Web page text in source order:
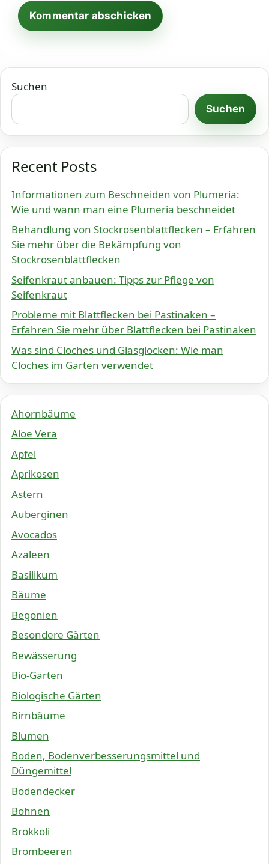
Suchen
Suchen
Recent Posts
Informationen zum Beschneiden von Plumeria:
Wie und wann man eine Plumeria beschneidet
Behandlung von Stockrosenblattflecken – Erfahren
Sie mehr über die Bekämpfung von
Stockrosenblattflecken
Seifenkraut anbauen: Tipps zur Pflege von
Seifenkraut
Probleme mit Blattflecken bei Pastinaken –
Erfahren Sie mehr über Blattflecken bei Pastinaken
Was sind Cloches und Glasglocken: Wie man
Cloches im Garten verwendet
Ahornbäume
Aloe Vera
Äpfel
Aprikosen
Astern
Auberginen
Avocados
Azaleen
Basilikum
Bäume
Begonien
Besondere Gärten
Bewässerung
Bio-Gärten
Biologische Gärten
Birnbäume
Blumen
Boden, Bodenverbesserungsmittel und
Düngemittel
Bodendecker
Bohnen
Brokkoli
Brombeeren